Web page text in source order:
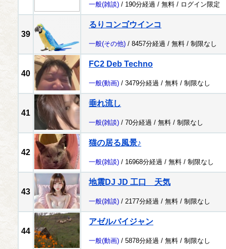
一般(雑談) / 190分経過 / 無料 / ログイン限定
39
るりコンゴウインコ
一般(その他) / 8457分経過 / 無料 / 制限なし
40
FC2 Deb Techno
一般(動画) / 3479分経過 / 無料 / 制限なし
41
垂れ流し
一般(雑談) / 70分経過 / 無料 / 制限なし
42
猫の居る風景♪
一般(雑談) / 16968分経過 / 無料 / 制限なし
43
地震DJ JD 工口 天気
一般(雑談) / 2177分経過 / 無料 / 制限なし
44
アゼルバイジャン
一般(動画) / 5878分経過 / 無料 / 制限なし